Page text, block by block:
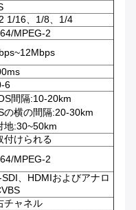
1/16、1/8、1/4
MPEG-2
6
間隔:10-20km
の横の間隔:20-30km
地:30~50km
付けられる
MPEG-2
SDI、HDMIおよびアナロ
チャネル